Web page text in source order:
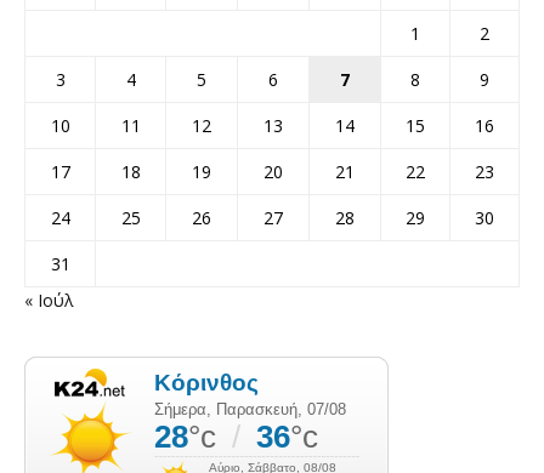
1
2
3
4 5 6 7 8
9
10
11 12 13 14 15
16
17
18 19 20 21 22
23
24
25 26 27 28 29
30
31
« Ιούλ